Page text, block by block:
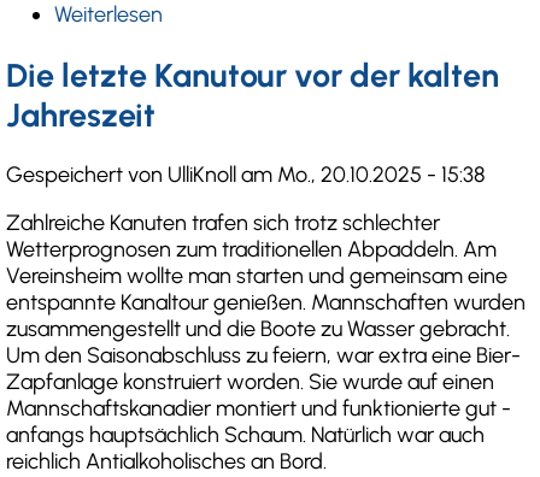
Weiterlesen
auf
dem
Die letzte Kanutour vor der kalten
Jahreszeit
Gespeichert von UlliKnollam Mo., 20.10.2025 - 15:38
Zahlreiche Kanuten trafen sich trotz schlechter
Wetterprognosen zum traditionellen Abpaddeln. Am
Vereinsheim wollte man starten und gemeinsam eine
entspannte Kanaltour genießen. Mannschaften wurden
zusammengestellt und die Boote zu Wasser gebracht.
Um den Saisonabschluss zu feiern, war extra eine Bier-
Zapfanlage konstruiert worden. Sie wurde auf einen
Mannschaftskanadier montiert und funktionierte gut -
anfangs hauptsächlich Schaum. Natürlich war auch
reichlich Antialkoholisches an Bord.